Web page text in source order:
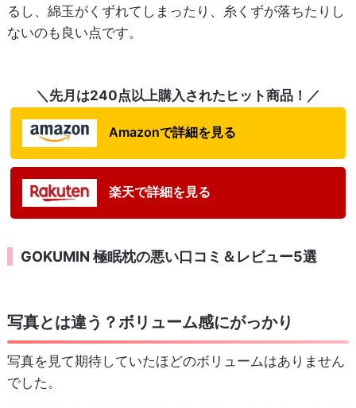
るし、綿玉がくずれてしまったり、糸くずが落ちたりし
ないのも良い点です。
＼先月は240点以上購入されたヒット商品！／
Amazonで詳細を見る
楽天で詳細を見る
GOKUMIN 極眠枕の悪い口コミ＆レビュー5選
写真とは違う？ボリューム感にがっかり
写真を見て期待していたほどのボリュームはありません
でした。